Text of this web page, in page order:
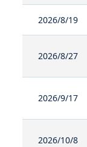
2026/8/19
2026/8/27
2026/9/17
2026/10/8